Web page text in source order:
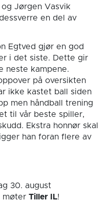
Jørgen Vasvik
en del av
Egtved gjør en god
i det siste. Dette gir
neste kampene.
på oversikten
ikke kastet ball siden
men håndball trening
til vår beste spiller,
Ekstra honnør skal
han foran flere av
30. august
møter Tiller IL!